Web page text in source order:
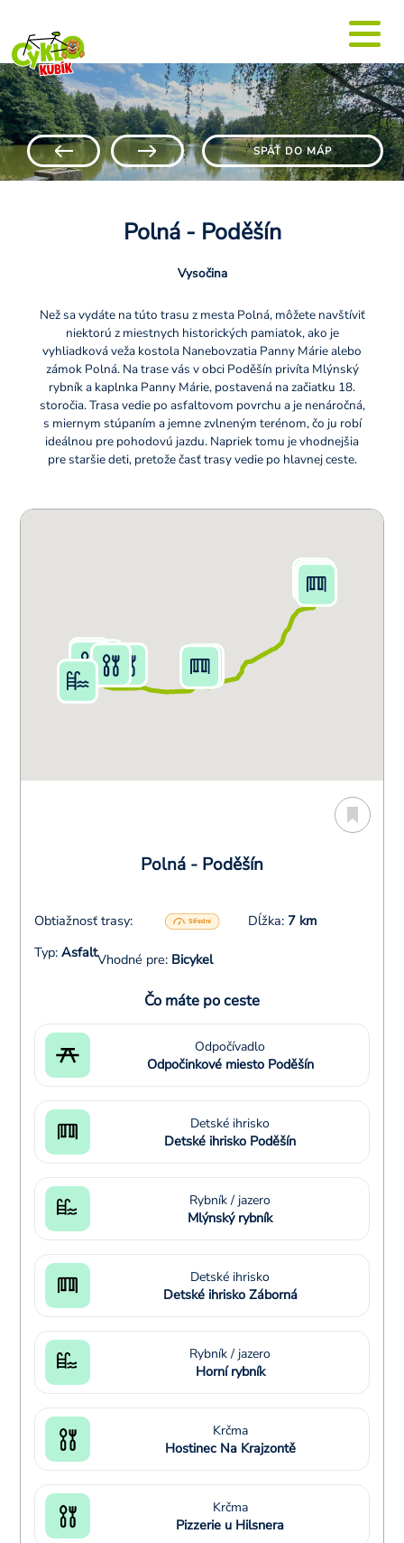
SPÄŤ DO MÁP
Polná - Poděšín
Vysočina
Než sa vydáte na túto trasu z mesta Polná, môžete navštíviť
niektorú z miestnych historických pamiatok, ako je
vyhliadková veža kostola Nanebovzatia Panny Márie alebo
zámok Polná. Na trase vás v obci Poděšín privíta Mlýnský
rybník a kaplnka Panny Márie, postavená na začiatku 18.
storočia. Trasa vedie po asfaltovom povrchu a je nenáročná,
s miernym stúpaním a jemne zvlneným terénom, čo ju robí
ideálnou pre pohodovú jazdu. Napriek tomu je vhodnejšia
pre staršie deti, pretože časť trasy vedie po hlavnej ceste.
Polná - Poděšín
Obtiažnosť trasy: Dĺžka: 7 km
Typ: AsfaltVhodné pre: Bicykel
Čo máte po ceste
Odpočívadlo
Odpočinkové miesto Poděšín
Detské ihrisko
Detské ihrisko Poděšín
Rybník / jazero
Mlýnský rybník
Detské ihrisko
Detské ihrisko Záborná
Rybník / jazero
Horní rybník
Krčma
Hostinec Na Krajzontě
Krčma
Pizzerie u Hilsnera